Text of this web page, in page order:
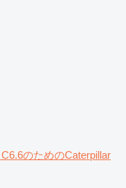
のためのCaterpillar